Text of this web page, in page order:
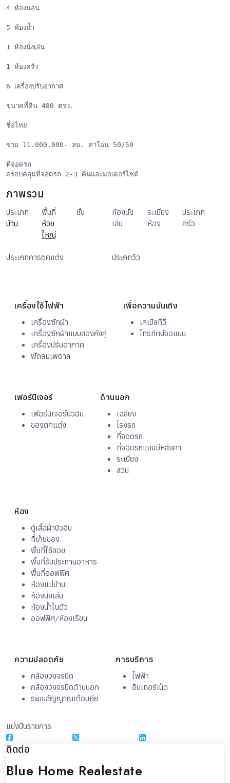
4 ห้องนอน
5 ห้องน้ำ
1 ห้องนั่งเล่น
1 ห้องครัว
6 เครื่องปรับอากาศ
ขนาดที่ดิน 480 ตรว.
ชื่อไทย
ขาย 11.000.000- ลบ. ค่าโอน 50/50
ที่จอดรถ
ครอบคลุมที่จอดรถ 2-3 คันและมอเตอร์ไซค์
ภาพรวม
ประเภท
บ้าน
พื้นที่
ห้วย
ใหญ่
ชั้น
ห้องนั่ง
เล่น
ระเบียง
ห้อง
ประเภท
ครัว
ประเภทการตกแต่ง
ประภทวิว
เครื่องใช้ไฟฟ้า
เครื่องซักผ้า
เครื่องซักผ้าแบบสองถังคู่
เครื่องปรับอากาศ
พัดลมเพดาล
เพื่อความบันเทิง
เคเบิลทีวี
โทรทัศน์จอแบน
เฟอร์นิเจอร์
เฟอร์นิเจอร์บิวอิน
ของตกแต่ง
ด้านนอก
เฉลียง
โรงรถ
ที่จอดรถ
ที่จอดรถแบบมีหลังคา
ระเบียง
สวน
ห้อง
ตู้เสื้อผ้าบิวอิน
ที่เก็บของ
พื้นที่ใช้สอย
พื้นที่รับประทานอาหาร
พื้นที่ออฟฟิศ
ห้องแม่บ้าน
ห้องนั่งเล่น
ห้องน้ำในตัว
ออฟฟิศ/ห้องเรียน
ความปลอดภัย
กล้องวงจรปิด
กล้องวงจรปิดด้านนอก
ระบบสัญญาณเตือนภัย
การบริการ
ไฟฟ้า
อินเทอร์เน็ต
แบ่งปันรายการ
ติดต่อ
Blue Home Realestate